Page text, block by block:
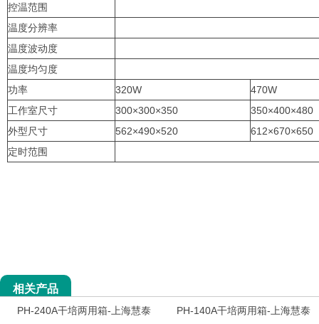
控温范围
温度分辨率
温度波动度
温度均匀度
功率
320W
470W
工作室尺寸
300×300×350
350×400×480
外型尺寸
562×490×520
612×670×650
定时范围
相关产品
PH-240A干培两用箱-上海慧泰 PH-140A干培两用箱-上海慧泰